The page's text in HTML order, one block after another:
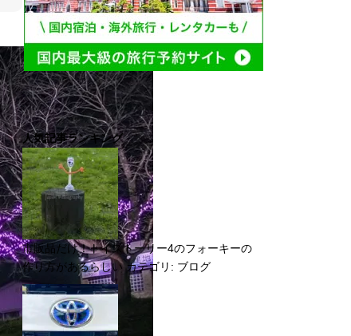
人気記事ランキング
市販品だけ！トイストーリー4のフォーキーの
作り方があるらしい カテゴリ: ブログ